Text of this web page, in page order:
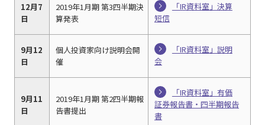
12月7
日
2019年1月期 第3四半期決
算発表
「IR資料室」決算
短信
9月12
日
個人投資家向け説明会開
催
「IR資料室」説明
会
9月11
日
2019年1月期 第2四半期報
告書提出
「IR資料室」有価
証券報告書・四半期報告
書